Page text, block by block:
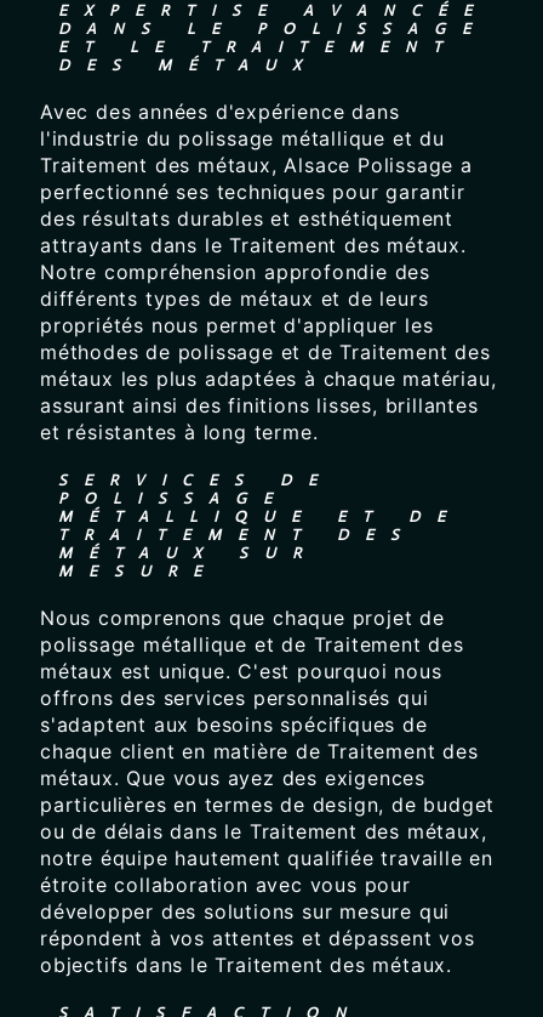
EXPERTISE AVANCÉE
DANS LE POLISSAGE
ET LE TRAITEMENT
DES MÉTAUX
Avec des années d'expérience dans
l'industrie du polissage métallique et du
Traitement des métaux, Alsace Polissage a
perfectionné ses techniques pour garantir
des résultats durables et esthétiquement
attrayants dans le Traitement des métaux.
Notre compréhension approfondie des
différents types de métaux et de leurs
propriétés nous permet d'appliquer les
méthodes de polissage et de Traitement des
métaux les plus adaptées à chaque matériau,
assurant ainsi des finitions lisses, brillantes
et résistantes à long terme.
SERVICES DE
POLISSAGE
MÉTALLIQUE ET DE
TRAITEMENT DES
MÉTAUX SUR
MESURE
Nous comprenons que chaque projet de
polissage métallique et de Traitement des
métaux est unique. C'est pourquoi nous
offrons des services personnalisés qui
s'adaptent aux besoins spécifiques de
chaque client en matière de Traitement des
métaux. Que vous ayez des exigences
particulières en termes de design, de budget
ou de délais dans le Traitement des métaux,
notre équipe hautement qualifiée travaille en
étroite collaboration avec vous pour
développer des solutions sur mesure qui
répondent à vos attentes et dépassent vos
objectifs dans le Traitement des métaux.
SATISFACTION